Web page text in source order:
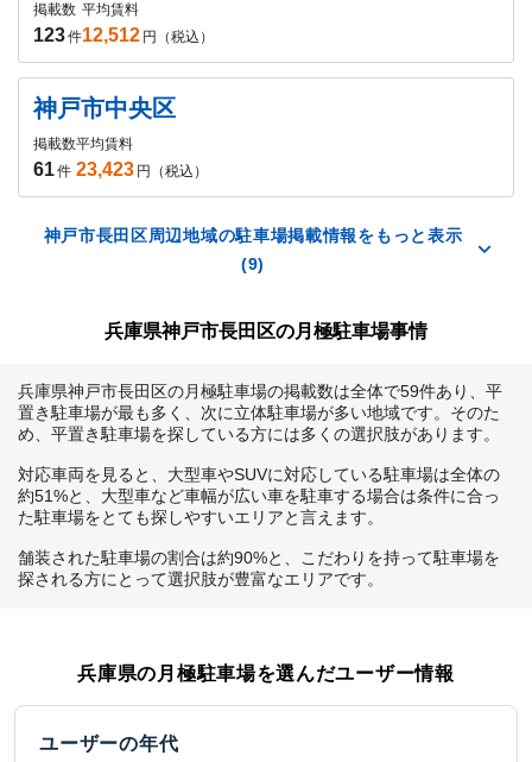
掲載数
123件
平均賃料
12,512 円（税込）
神戸市中央区
掲載数
61件
平均賃料
23,423 円（税込）
神戸市長田区周辺地域の駐車場掲載情報をもっと表示
(9)
兵庫県神戸市長田区の月極駐車場事情
兵庫県神戸市長田区の月極駐車場の掲載数は全体で59件あり、平
置き駐車場が最も多く、次に立体駐車場が多い地域です。そのた
め、平置き駐車場を探している方には多くの選択肢があります。
対応車両を見ると、大型車やSUVに対応している駐車場は全体の
約51%と、大型車など車幅が広い車を駐車する場合は条件に合っ
た駐車場をとても探しやすいエリアと言えます。
舗装された駐車場の割合は約90%と、こだわりを持って駐車場を
探される方にとって選択肢が豊富なエリアです。
兵庫県の月極駐車場を選んだユーザー情報
ユーザーの年代